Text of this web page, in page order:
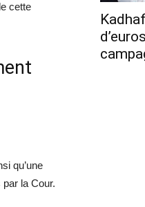
cette
qu’une
la Cour.